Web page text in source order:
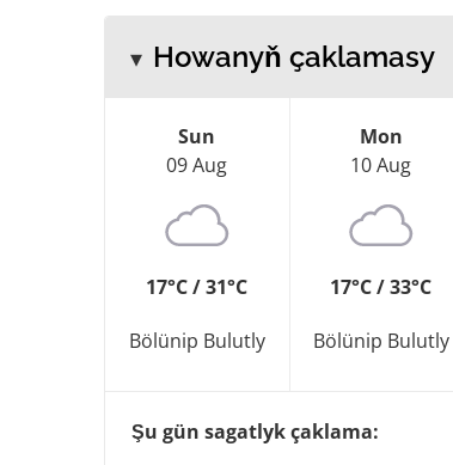
Howanyň çaklamasy
Sun
09 Aug
17°C / 31°C
Bölünip Bulutly
Mon
10 Aug
17°C / 33°C
Bölünip Bulutly
Şu gün sagatlyk çaklama: